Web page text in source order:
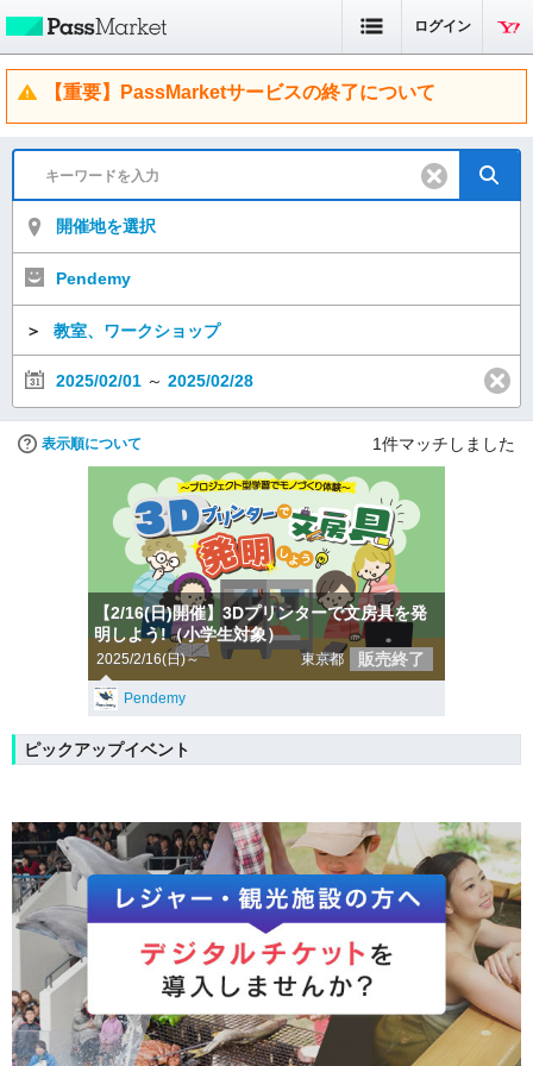
ログイン
【重要】PassMarketサービスの終了について
開催地を選択
Pendemy
＞ 教室、ワークショップ
2025/02/01 ～ 2025/02/28
表示順について 1件マッチしました
【2/16(日)開催】3Dプリンターで文房具を発
明しよう!（小学生対象）
2025/2/16(日)～ 東京都 販売終了
Pendemy
ピックアップイベント